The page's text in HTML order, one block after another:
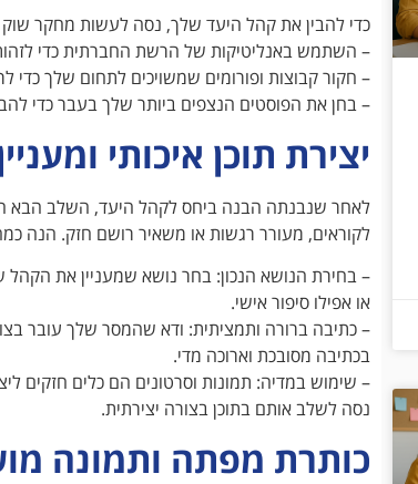
כדי להבין את קהל היעד שלך, נסה לעשות מחקר שוק
– השתמש באנליטיקות של הרשת החברתית כדי
– חקור קבוצות ופורומים שמשויכים לתחום שלך
– בחן את הפוסטים הנצפים ביותר שלך בעבר כדי
יצירת תוכן איכותי
לאחר שנבנתה הבנה ביחס לקהל היעד, השלב הבא הוא
לקוראים, מעורר רגשות או משאיר רושם חזק. הנה
– בחירת הנושא הנכון: בחר נושא שמעניין את הקהל
או אפילו סיפור אישי.
– כתיבה ברורה ותמציתית: ודא שהמסר שלך עובר
בכתיבה מסובכת וארוכה מדי.
– שימוש במדיה: תמונות וסרטונים הם כלים חזקים
נסה לשלב אותם בתוכן בצורה יצירתית.
כותרת מפתה ותמונה